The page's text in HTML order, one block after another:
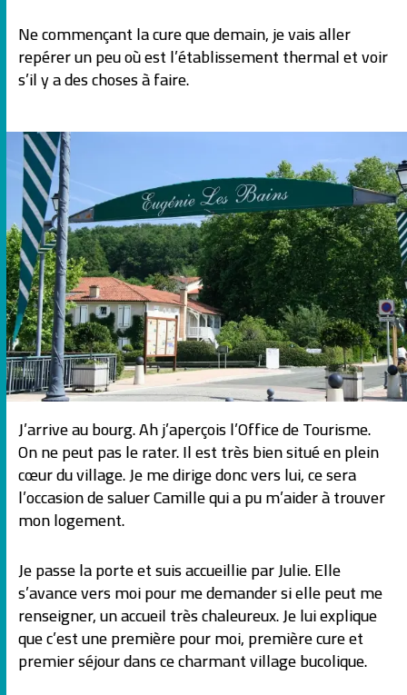
Ne commençant la cure que demain, je vais aller
repérer un peu où est l’établissement thermal et voir
s’il y a des choses à faire.
J’arrive au bourg. Ah j’aperçois l’Office de Tourisme.
On ne peut pas le rater. Il est très bien situé en plein
cœur du village. Je me dirige donc vers lui, ce sera
l’occasion de saluer Camille qui a pu m’aider à trouver
mon logement.
Je passe la porte et suis accueillie par Julie. Elle
s’avance vers moi pour me demander si elle peut me
renseigner, un accueil très chaleureux. Je lui explique
que c’est une première pour moi, première cure et
premier séjour dans ce charmant village bucolique.